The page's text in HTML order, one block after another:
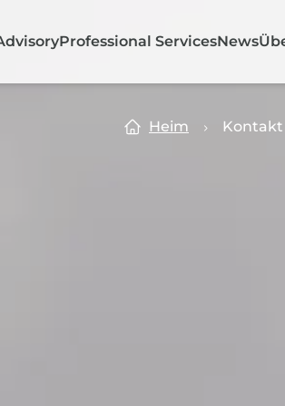
Professional ServicesNews
Heim Kontakt